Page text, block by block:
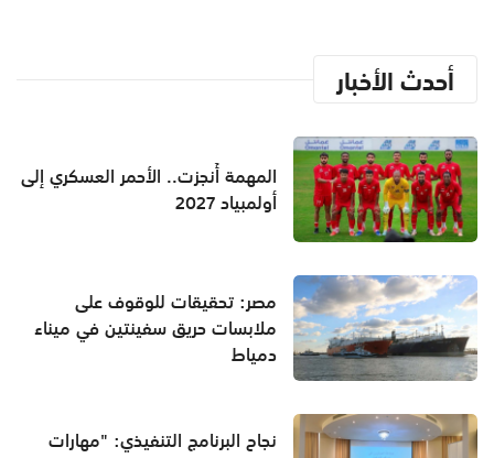
أحدث الأخبار
المهمة أُنجزت.. الأحمر العسكري إلى
أولمبياد 2027
مصر: تحقيقات للوقوف على
ملابسات حريق سفينتين في ميناء
دمياط
نجاح البرنامج التنفيذي: "مهارات